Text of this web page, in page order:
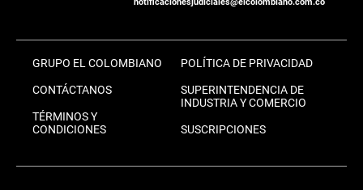
notificacionesjudiciales@elcolombiano.com.co
GRUPO EL COLOMBIANO
CONTÁCTANOS
TÉRMINOS Y
CONDICIONES
POLÍTICA DE PRIVACIDAD
SUPERINTENDENCIA DE
INDUSTRIA Y COMERCIO
SUSCRIPCIONES